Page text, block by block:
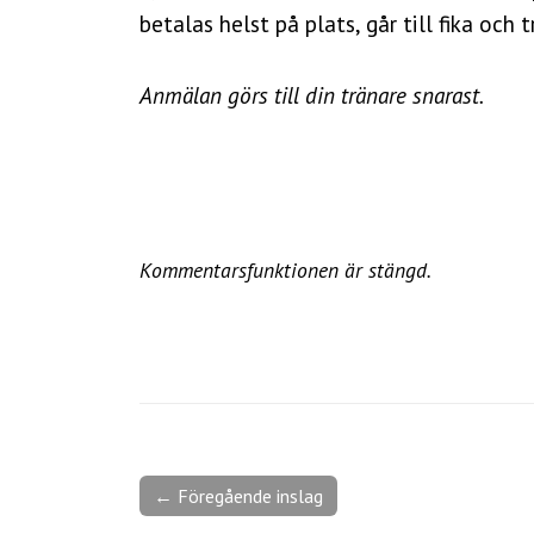
betalas helst på plats, går till fika och
Anmälan görs till din tränare snarast.
Kommentarsfunktionen är stängd.
← Föregående inslag